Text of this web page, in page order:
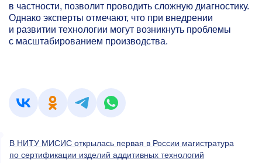
в частности, позволит проводить сложную диагностику.
Однако эксперты отмечают, что при внедрении
и развитии технологии могут возникнуть проблемы
с масштабированием производства.
В НИТУ МИСИС открылась первая в России магистратура
по сертификации изделий аддитивных технологий